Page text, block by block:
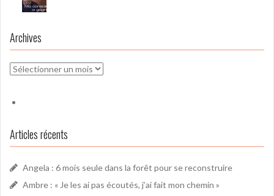
Archives
Archives
Articles récents
Angela : 6 mois seule dans la forêt pour se reconstruire
Ambre : « Je les ai pas écoutés, j’ai fait mon chemin »